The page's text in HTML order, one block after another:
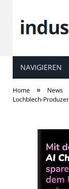
NAVIGIEREN
Home » News
Lochblech-